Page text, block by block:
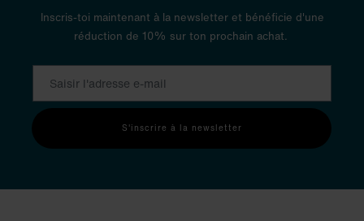
Inscris-toi maintenant à la newsletter et bénéficie d'une
réduction de 10% sur ton prochain achat.
S'inscrire à la newsletter